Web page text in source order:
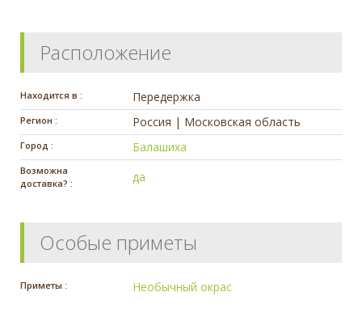
Расположение
Находится в : Передержка
Регион : Россия | Московская область
Город : Балашиха
Возможна
доставка? :
да
Особые приметы
Приметы : Необычный окрас